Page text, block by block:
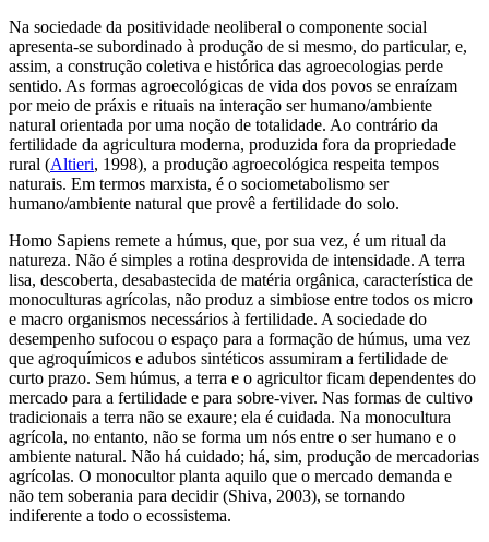
Na sociedade da positividade neoliberal o componente social
apresenta-se subordinado à produção de si mesmo, do particular, e,
assim, a construção coletiva e histórica das agroecologias perde
sentido. As formas agroecológicas de vida dos povos se enraízam
por meio de práxis e rituais na interação ser humano/ambiente
natural orientada por uma noção de totalidade. Ao contrário da
fertilidade da agricultura moderna, produzida fora da propriedade
rural (Altieri, 1998), a produção agroecológica respeita tempos
naturais. Em termos marxista, é o sociometabolismo ser
humano/ambiente natural que provê a fertilidade do solo.
Homo Sapiens remete a húmus, que, por sua vez, é um ritual da
natureza. Não é simples a rotina desprovida de intensidade. A terra
lisa, descoberta, desabastecida de matéria orgânica, característica de
monoculturas agrícolas, não produz a simbiose entre todos os micro
e macro organismos necessários à fertilidade. A sociedade do
desempenho sufocou o espaço para a formação de húmus, uma vez
que agroquímicos e adubos sintéticos assumiram a fertilidade de
curto prazo. Sem húmus, a terra e o agricultor ficam dependentes do
mercado para a fertilidade e para sobre-viver. Nas formas de cultivo
tradicionais a terra não se exaure; ela é cuidada. Na monocultura
agrícola, no entanto, não se forma um nós entre o ser humano e o
ambiente natural. Não há cuidado; há, sim, produção de mercadorias
agrícolas. O monocultor planta aquilo que o mercado demanda e
não tem soberania para decidir (Shiva, 2003), se tornando
indiferente a todo o ecossistema.